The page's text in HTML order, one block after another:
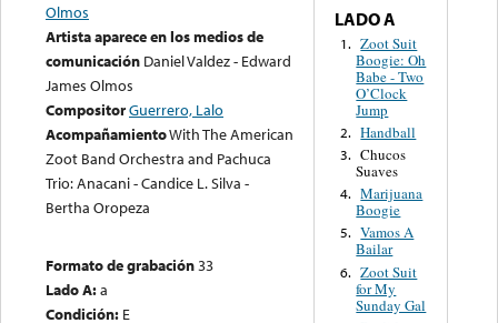
Olmos
Artista aparece en los medios de
comunicación Daniel Valdez - Edward
James Olmos
CompositorGuerrero, Lalo
AcompañamientoWith The American
Zoot Band Orchestra and Pachuca
Trio: Anacani - Candice L. Silva -
Bertha Oropeza
Formato de grabación33
Lado A:a
Condición: E
LADO A
1. Zoot Suit
Boogie: Oh
Babe - Two
O’Clock
Jump
2. Handball
3. Chucos
Suaves
4. Marijuana
Boogie
5. Vamos A
Bailar
6. Zoot Suit
for My
Sunday Gal